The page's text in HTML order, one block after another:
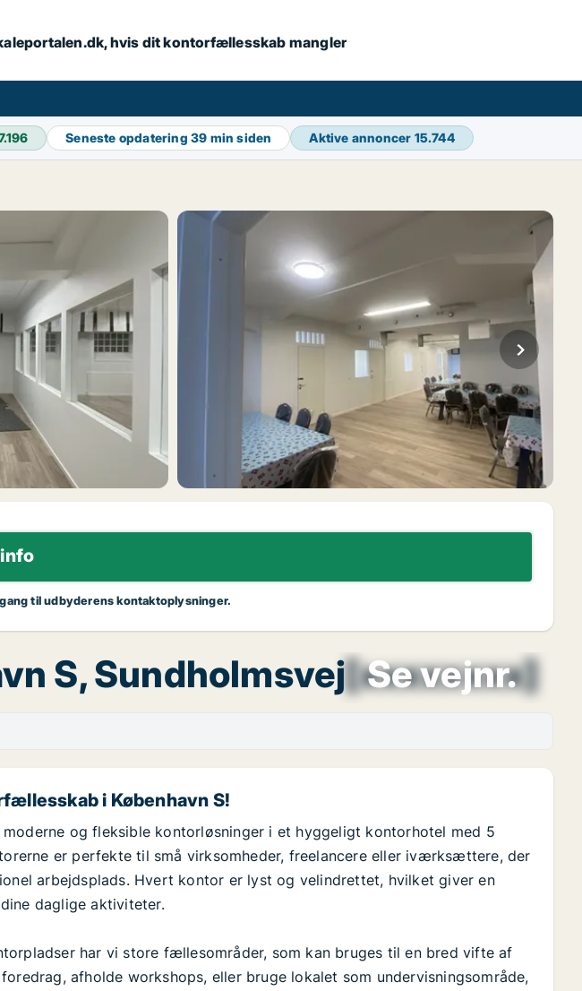
hvis dit kontorfællesskab mangler
Seneste opdatering39 min siden Aktive annoncer 15.744
til udbyderens kontaktoplysninger.
S, Sundholmsvej Se vejnr.
[xxxxxxxx]
i København S!
og fleksible kontorløsninger i et hyggeligt kontorhotel med 5
er perfekte til små virksomheder, freelancere eller iværksættere, der
arbejdsplads. Hvert kontor er lyst og velindrettet, hvilket giver en
daglige aktiviteter.
har vi store fællesområder, som kan bruges til en bred vifte af
afholde workshops, eller bruge lokalet som undervisningsområde,